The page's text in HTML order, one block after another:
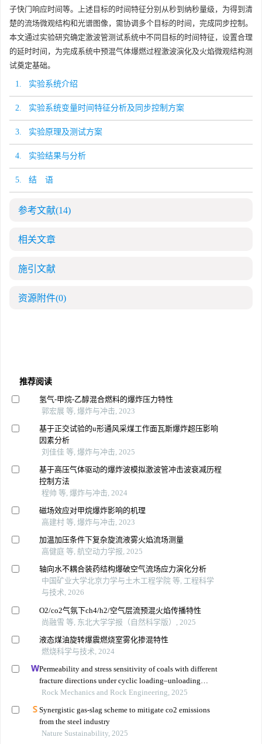
子快门响应时间等。上述目标的时间特征分别从秒到纳秒量级，为得到清
楚的流场微观结构和光谱图像，需协调多个目标的时间，完成同步控制。
本文通过实验研究确定激波管测试系统中不同目标的时间特征，设置合理
的延时时间，为完成系统中预混气体爆燃过程激波演化及火焰微观结构测
试奠定基础。
1. 实验系统介绍
2. 实验系统变量时间特征分析及同步控制方案
3. 实验原理及测试方案
4. 实验结果与分析
5. 结 语
参考文献(14)
相关文章
施引文献
资源附件(0)
推荐阅读
氢气-甲烷-乙醇混合燃料的爆炸压力特性
郭宏展 等, 爆炸与冲击, 2023
基于正交试验的u形通风采煤工作面瓦斯爆炸超压影响
因素分析
刘佳佳 等, 爆炸与冲击, 2025
基于高压气体驱动的爆炸波模拟激波管冲击波衰减历程
控制方法
程帅 等, 爆炸与冲击, 2024
磁场效应对甲烷爆炸影响的机理
高建村 等, 爆炸与冲击, 2023
加温加压条件下复杂旋流液雾火焰流场测量
高健庭 等, 航空动力学报, 2025
轴向水不耦合装药结构爆破空气流场应力演化分析
中国矿业大学北京力学与土木工程学院 等, 工程科学
与技术, 2026
O2/co2气氛下ch4/h2/空气层流预混火焰传播特性
尚融雪 等, 东北大学学报（自然科学版）, 2025
液态煤油旋转爆震燃烧室雾化掺混特性
燃烧科学与技术, 2024
Permeability and stress sensitivity of coals with different
fracture directions under cyclic loading–unloading
conditions: a case study of the xutuan coal mine in
Rock Mechanics and Rock Engineering, 2025
Synergistic gas-slag scheme to mitigate co2 emissions
from the steel industry
Nature Sustainability, 2025